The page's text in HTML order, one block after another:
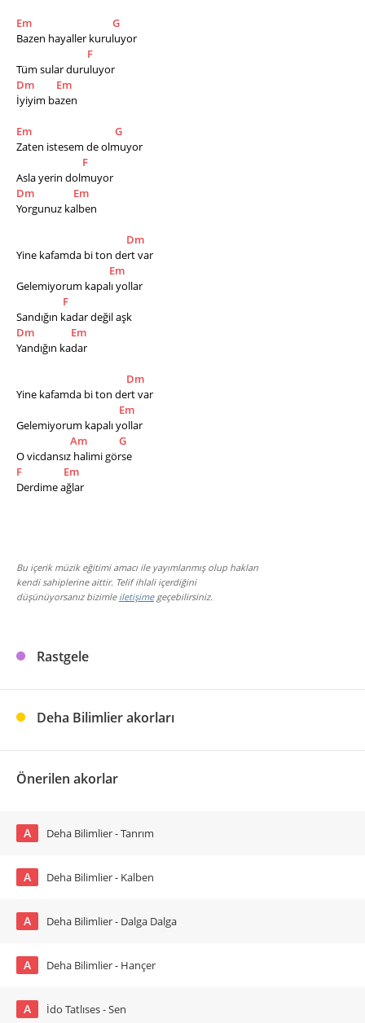
Em
G
Bazen hayaller kuruluyor
F
Tüm sular duruluyor
Dm
Em
İyiyim bazen
Em
G
Zaten istesem de olmuyor
F
Asla yerin dolmuyor
Dm
Em
Yorgunuz kalben
Dm
Yine kafamda bi ton dert var
Em
Gelemiyorum kapalı yollar
F
Sandığın kadar değil aşk
Dm
Em
Yandığın kadar
Dm
Yine kafamda bi ton dert var
Em
Gelemiyorum kapalı yollar
Am
G
O vicdansız halimi görse
F
Em
Derdime ağlar
Bu içerik müzik eğitimi amacı ile yayımlanmış olup hakları
kendi sahiplerine aittir. Telif ihlali içerdiğini
düşünüyorsanız bizimle iletişimegeçebilirsiniz.
Rastgele
Deha Bilimlier akorları
Önerilen akorlar
A Deha Bilimlier - Tanrım
A Deha Bilimlier - Kalben
A Deha Bilimlier - Dalga Dalga
A Deha Bilimlier - Hançer
A İdo Tatlıses - Sen